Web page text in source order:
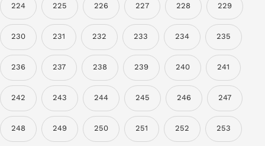
224 225 226 227 228 229
230 231 232 233 234 235
236 237 238 239 240 241
242 243 244 245 246 247
248 249 250 251 252 253